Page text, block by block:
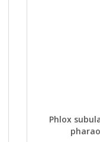
DETAYLAR
Phlox